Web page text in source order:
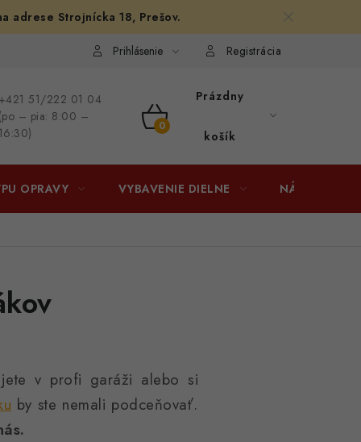
adrese Strojnícka 18, Prešov.
Osobné vyzdvihnutie v Prešove Ako funguje Packeta?
Prihlásenie Registrácia
51/222 01 04
– pia: 8:00 –
NÁKUPNÝ
Prázdny
košík
OPRAVY VYBAVENIE DIELNE NÁRADIE
v profi garáži alebo si
by ste nemali podceňovať.